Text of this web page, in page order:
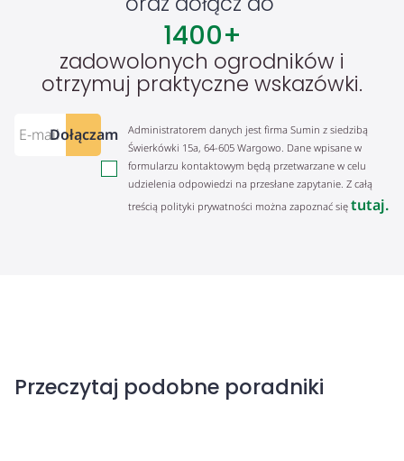
zadowolonych ogrodników i
otrzymuj praktyczne wskazówki.
1400+
Dołączam
Administratorem danych jest firma Sumin z siedzibą
Świerkówki 15a, 64-605 Wargowo. Dane wpisane w
formularzu kontaktowym będą przetwarzane w celu
udzielenia odpowiedzi na przesłane zapytanie. Z całą
treścią polityki prywatności można zapoznać się tutaj.
Przeczytaj podobne poradniki